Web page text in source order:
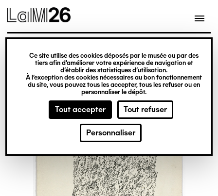
Gestion des cookies
Ce site utilise des cookies déposés par le musée ou par des
tiers afin d’améliorer votre expérience de navigation et
d’établir des statistiques d’utilisation.
À l’exception des cookies nécessaires au bon fonctionnement
du site, vous pouvez tous les accepter, tous les refuser ou en
personnaliser le dépôt.
Tout accepter Tout refuser
Personnaliser
contenu